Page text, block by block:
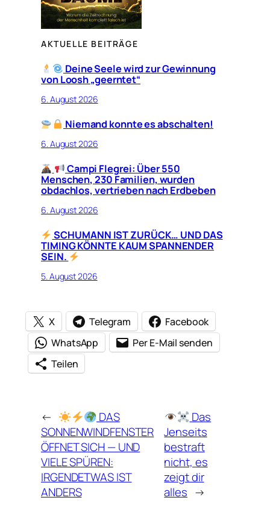
AKTUELLE BEITRÄGE
Deine Seele wird zur Gewinnung
von Loosh „geerntet“
6. August 2026
Niemand konnte es abschalten!
6. August 2026
Campi Flegrei: Über 550
Menschen, 230 Familien, wurden
obdachlos, vertrieben nach Erdbeben
6. August 2026
SCHUMANN IST ZURÜCK… UND DAS
TIMING KÖNNTE KAUM SPANNENDER
SEIN.
5. August 2026
X Telegram
Facebook
WhatsApp
Per E-Mail senden
Teilen
←
DAS
SONNENWINDFENSTER
ÖFFNET SICH — UND
VIELE SPÜREN:
IRGENDETWAS IST
ANDERS
Das
Jenseits
bestraft
nicht, es
zeigt dir
alles →